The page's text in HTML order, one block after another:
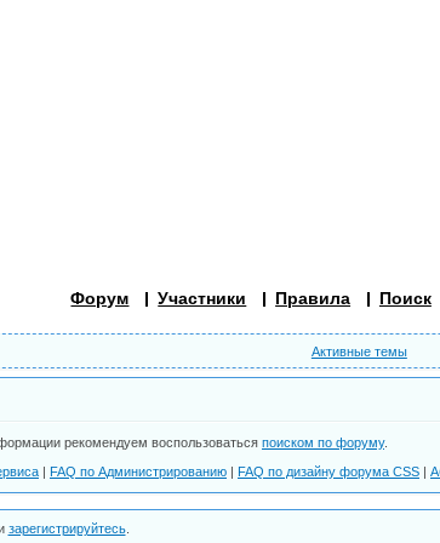
Форум Участники Правила Поиск
Активные темы
рекомендуем воспользоваться поиском по форуму.
| FAQ по Администрированию | FAQ по дизайну форума СSS |
зарегистрируйтесь.